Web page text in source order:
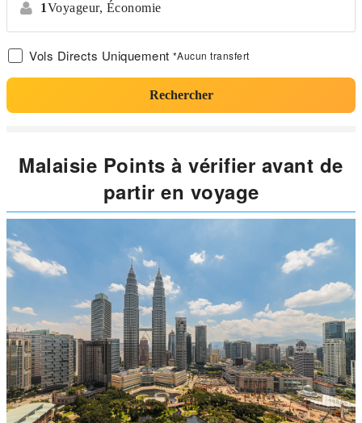
1Voyageur, Économie
Vols Directs Uniquement *Aucun transfert
Rechercher
Malaisie Points à vérifier avant de
partir en voyage